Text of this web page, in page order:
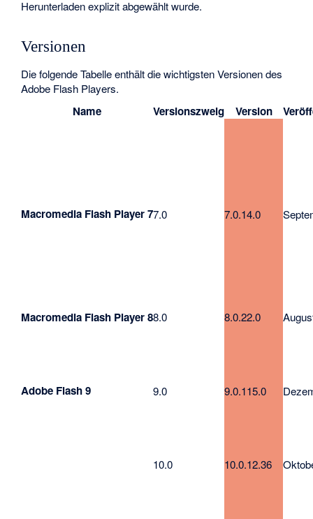
Herunterladen explizit abgewählt wurde.
Versionen
Die folgende Tabelle enthält die wichtigsten Versionen des
Adobe Flash Players.
Name Versionszweig Version
Macromedia Flash Player 77.0 7.0.14.0
Macromedia Flash Player 88.0 8.0.22.0
Adobe Flash 9 9.0 9.0.115.0
10.0 10.0.12.36